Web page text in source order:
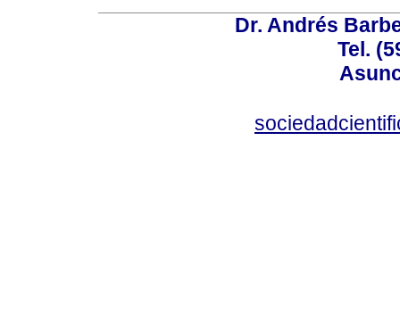
Dr. Andrés
Tel.